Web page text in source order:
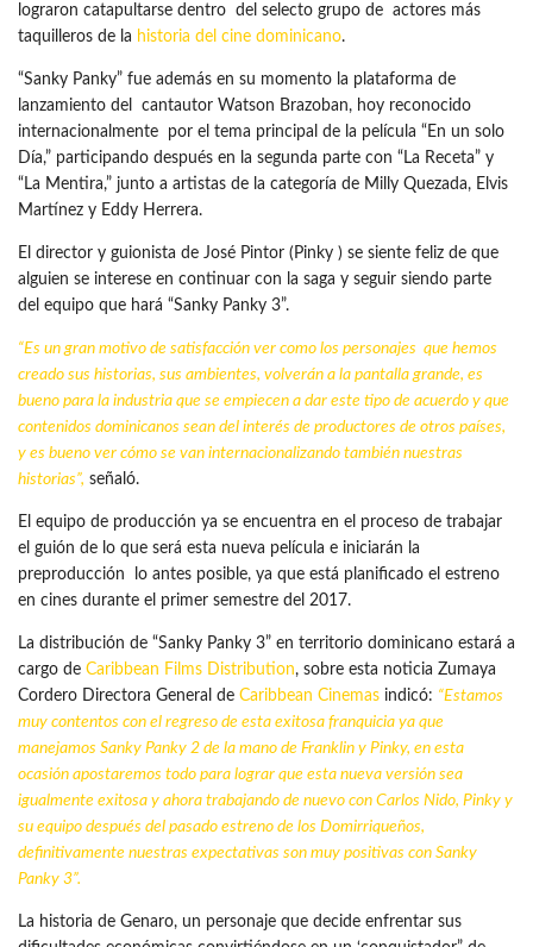
lograron catapultarse dentro del selecto grupo de actores más
taquilleros de la historia del cine dominicano.
“Sanky Panky” fue además en su momento la plataforma de
lanzamiento del cantautor Watson Brazoban, hoy reconocido
internacionalmente por el tema principal de la película “En un solo
Día,” participando después en la segunda parte con “La Receta” y
“La Mentira,” junto a artistas de la categoría de Milly Quezada, Elvis
Martínez y Eddy Herrera.
El director y guionista de José Pintor (Pinky ) se siente feliz de que
alguien se interese en continuar con la saga y seguir siendo parte
del equipo que hará “Sanky Panky 3”.
“Es un gran motivo de satisfacción ver como los personajes que hemos
creado sus historias, sus ambientes, volverán a la pantalla grande, es
bueno para la industria que se empiecen a dar este tipo de acuerdo y que
contenidos dominicanos sean del interés de productores de otros países,
y es bueno ver cómo se van internacionalizando también nuestras
historias”, señaló.
El equipo de producción ya se encuentra en el proceso de trabajar
el guión de lo que será esta nueva película e iniciarán la
preproducción lo antes posible, ya que está planificado el estreno
en cines durante el primer semestre del 2017.
La distribución de “Sanky Panky 3” en territorio dominicano estará a
cargo de Caribbean Films Distribution, sobre esta noticia Zumaya
Cordero Directora General de Caribbean Cinemas indicó: “Estamos
muy contentos con el regreso de esta exitosa franquicia ya que
manejamos Sanky Panky 2 de la mano de Franklin y Pinky, en esta
ocasión apostaremos todo para lograr que esta nueva versión sea
igualmente exitosa y ahora trabajando de nuevo con Carlos Nido, Pinky y
su equipo después del pasado estreno de los Domirriqueños,
definitivamente nuestras expectativas son muy positivas con Sanky
Panky 3”.
La historia de Genaro, un personaje que decide enfrentar sus